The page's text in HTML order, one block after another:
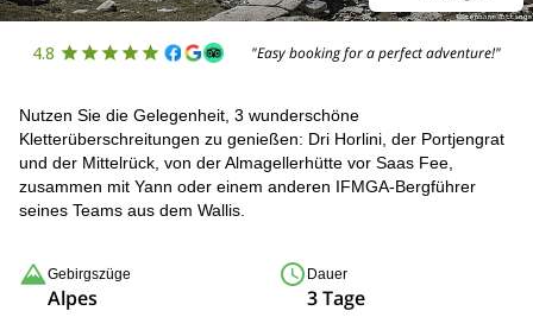
4.8 "Easy booking for a perfect adventure!"
Nutzen Sie die Gelegenheit, 3 wunderschöne
Kletterüberschreitungen zu genießen: Dri Horlini, der Portjengrat
und der Mittelrück, von der Almagellerhütte vor Saas Fee,
zusammen mit Yann oder einem anderen IFMGA-Bergführer
seines Teams aus dem Wallis.
Gebirgszüge
Alpes
Dauer
3 Tage